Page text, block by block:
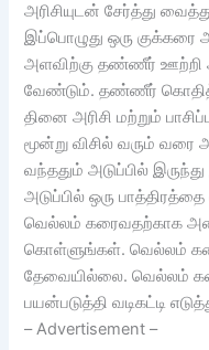
அரிசியுடன் சேர்த்து
இப்பொழுது ஒரு குக்கரை
அளவிற்கு தண்ணீர்
வேண்டும். தண்ணீர் கொதித்த
தினை அரிசி மற்றும்
மூன்று விசில் வரும் வரை
வந்ததும் அடுப்பில்
அடுப்பில் ஒரு
வெல்லம் கரைவதற்காக
கொள்ளுங்கள். வெல்லம்
தேவையில்லை. வெல்லம்
பயன்படுத்தி வடிகட்டி
– Advertisement –